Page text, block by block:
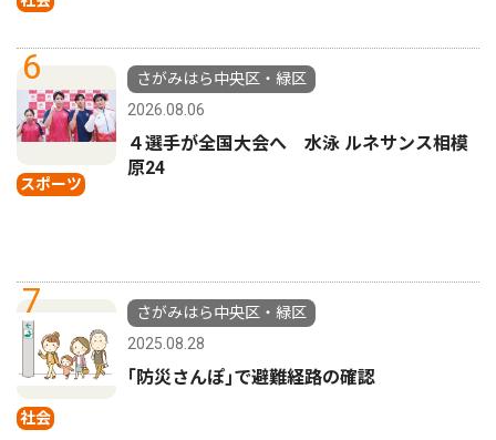
6
スポーツ
さがみはら中央区・緑区
2026.08.06
４選手が全国大会へ 水泳 ルネサンス相模
原24
7
社会
さがみはら中央区・緑区
2025.08.28
｢防災さんぽ｣で避難経路の確認